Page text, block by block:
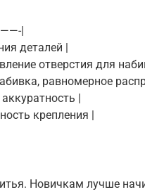
|
деталей |
отверстия для
равномерное
|
крепления |
Новичкам лучше